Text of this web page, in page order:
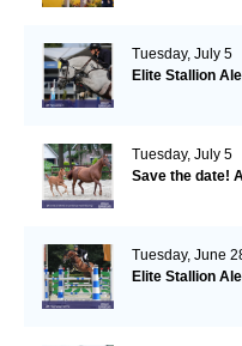
Tuesday, July 5
Elite Stallion
Tuesday, July 5
Save the date!
Tuesday, June
Elite Stallion